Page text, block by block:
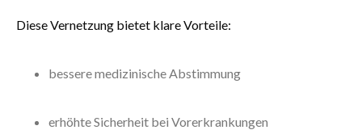
Diese Vernetzung bietet klare Vorteile:
bessere medizinische Abstimmung
erhöhte Sicherheit bei Vorerkrankungen